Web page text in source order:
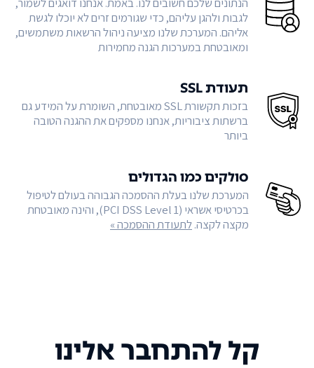
לגבות ולהגן עליהם, כדי שגורמים זרים לא יוכלו לגשת
אליהם. המערכת שלנו מציעה ניהול הרשאות משתמשים,
ומאובטחת במערכות הגנה מחמירות
תעודת SSL
בזכות תקשורת SSL מאובטחת, השומרת על המידע גם
ברשתות ציבוריות, אנחנו מספקים את ההגנה הטובה
ביותר
סולקים כמו הגדולים
המערכת שלנו בעלת ההסמכה הגבוהה בעולם לטיפול
בכרטיסי אשראי (PCI DSS Level 1), והינה מאובטחת
מקצה לקצה.לתעודת ההסמכה »
קל להתחבר אלינו